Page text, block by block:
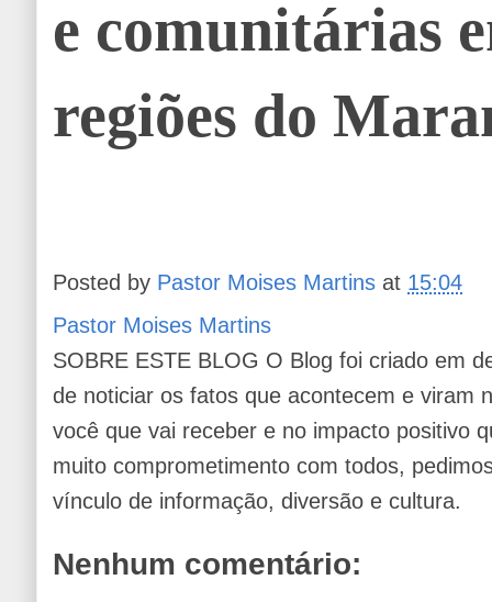
e comunitárias
regiões do
Posted by Pastor Moises Martins at 15:04
Pastor Moises Martins
SOBRE ESTE BLOG O Blog foi criado em
de noticiar os fatos que acontecem e viram
você que vai receber e no impacto positivo
muito comprometimento com todos,
vínculo de informação, diversão e cultura.
Nenhum comentário: